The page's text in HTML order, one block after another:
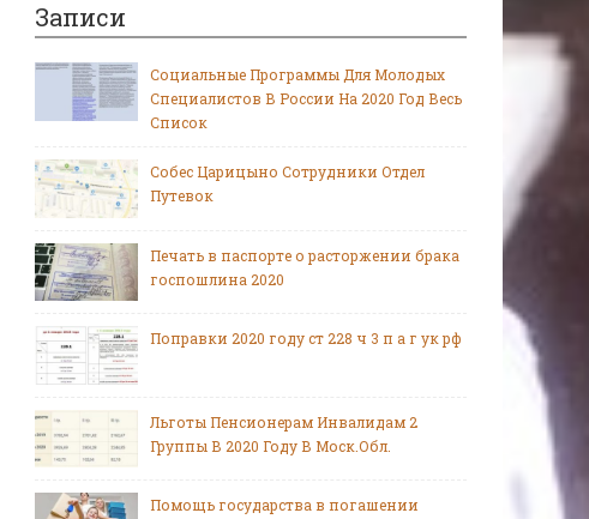
Записи
Социальные Программы Для Молодых
Специалистов В России На 2020 Год Весь
Список
Собес Царицыно Сотрудники Отдел
Путевок
Печать в паспорте о расторжении брака
госпошлина 2020
Поправки 2020 году ст 228 ч 3 п а г ук рф
Льготы Пенсионерам Инвалидам 2
Группы В 2020 Году В Моск.Обл.
Помощь государства в погашении